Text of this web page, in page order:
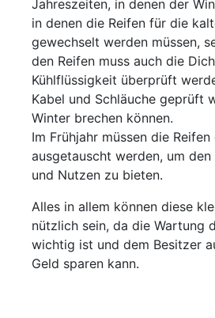
Jahreszeiten, in denen der
in denen die Reifen für die
gewechselt werden müssen,
den Reifen muss auch die
Kühlflüssigkeit überprüft
Kabel und Schläuche geprüft
Winter brechen können.
Im Frühjahr müssen die
ausgetauscht werden, um
und Nutzen zu bieten.
Alles in allem können diese
nützlich sein, da die Wartung
wichtig ist und dem Besitzer
Geld sparen kann.